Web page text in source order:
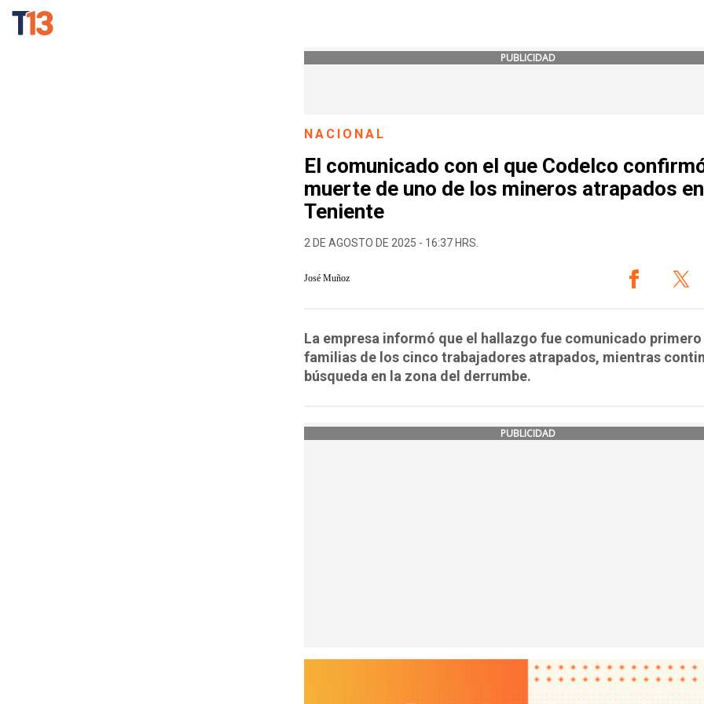
PUBLICIDAD
NACIONAL
El comunicado con el que Codelco
muerte de uno de los mineros atrapados
Teniente
2 DE AGOSTO DE 2025 - 16:37 HRS.
José Muñoz
La empresa informó que el hallazgo fue comunicado primero
familias de los cinco trabajadores atrapados, mientras
búsqueda en la zona del derrumbe.
PUBLICIDAD